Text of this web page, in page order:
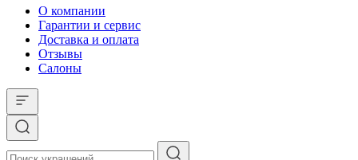
О компании
Гарантии и сервис
Доставка и оплата
Отзывы
Салоны